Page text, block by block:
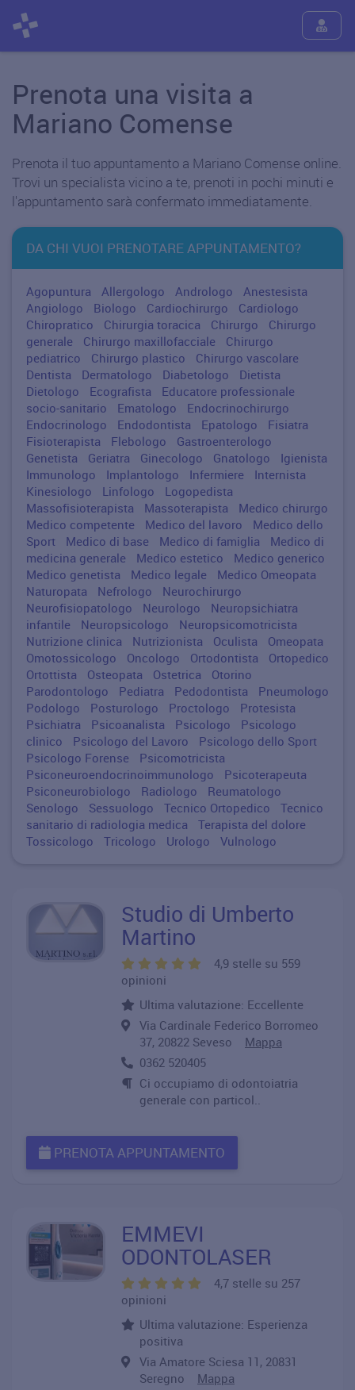
Prenota una visita a
Mariano Comense
Prenota il tuo appuntamento a Mariano Comense online.
Trovi un specialista vicino a te, prenoti in pochi minuti e
l'appuntamento sarà confermato immediatamente.
DA CHI VUOI PRENOTARE APPUNTAMENTO?
Agopuntura Allergologo Andrologo
Anestesista
Angiologo
Biologo Cardiochirurgo
Cardiologo
Chiropratico
Chirurgia toracica Chirurgo
Chirurgo
generale
Chirurgo maxillofacciale
Chirurgo
pediatrico
Chirurgo plastico
Chirurgo vascolare
Dentista
Dermatologo Diabetologo
Dietista
Dietologo
Ecografista
Educatore professionale
socio-sanitario
Ematologo
Endocrinochirurgo
Endocrinologo
Endodontista Epatologo
Fisiatra
Fisioterapista
Flebologo
Gastroenterologo
Genetista
Geriatra Ginecologo Gnatologo
Igienista
Immunologo
Implantologo Infermiere
Internista
Kinesiologo
Linfologo
Logopedista
Massofisioterapista
Massoterapista
Medico chirurgo
Medico competente
Medico del lavoro
Medico dello
Sport
Medico di base Medico di famiglia
Medico di
medicina generale
Medico estetico
Medico generico
Medico genetista
Medico legale
Medico Omeopata
Naturopata
Nefrologo
Neurochirurgo
Neurofisiopatologo
Neurologo
Neuropsichiatra
infantile
Neuropsicologo
Neuropsicomotricista
Nutrizione clinica
Nutrizionista Oculista
Omeopata
Omotossicologo
Oncologo Ortodontista
Ortopedico
Ortottista
Osteopata Ostetrica
Otorino
Parodontologo
Pediatra Pedodontista
Pneumologo
Podologo
Posturologo Proctologo
Protesista
Psichiatra
Psicoanalista Psicologo
Psicologo
clinico
Psicologo del Lavoro
Psicologo dello Sport
Psicologo Forense
Psicomotricista
Psiconeuroendocrinoimmunologo
Psicoterapeuta
Psiconeurobiologo
Radiologo
Reumatologo
Senologo
Sessuologo Tecnico Ortopedico
Tecnico
sanitario di radiologia medica
Terapista del dolore
Tossicologo
Tricologo Urologo Vulnologo
Studio di Umberto
Martino
4,9 stelle su 559
opinioni
Ultima valutazione: Eccellente
Via Cardinale Federico Borromeo
37, 20822 Seveso Mappa
0362 520405
Ci occupiamo di odontoiatria
generale con particol..
PRENOTA APPUNTAMENTO
EMMEVI
ODONTOLASER
4,7 stelle su 257
opinioni
Ultima valutazione: Esperienza
positiva
Via Amatore Sciesa 11, 20831
Seregno Mappa